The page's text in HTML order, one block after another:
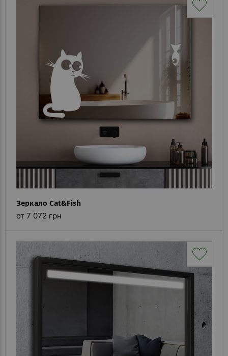
Зеркало Cat&Fish
от 7 072 грн